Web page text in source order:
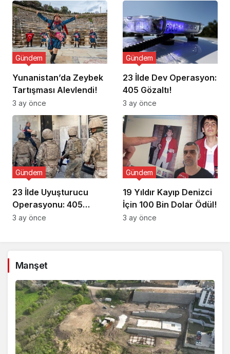
Yunanistan’da Zeybek
Tartışması Alevlendi!
Gündem
3 ay önce
23 İlde Dev Operasyon:
405 Gözaltı!
Gündem
3 ay önce
23 İlde Uyuşturucu
Operasyonu: 405
Gözaltı!
Gündem
3 ay önce
19 Yıldır Kayıp Denizci
İçin 100 Bin Dolar Ödül!
Gündem
3 ay önce
Manşet